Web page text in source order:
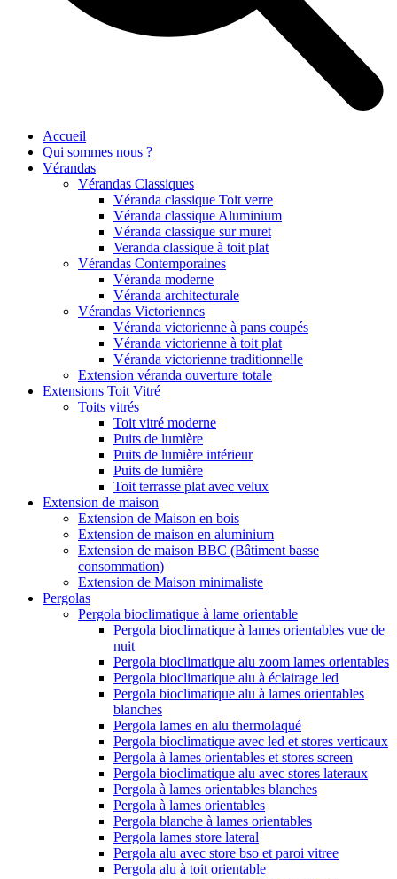
Accueil
Qui sommes nous ?
Vérandas
Vérandas Classiques
Véranda classique Toit verre
Véranda classique Aluminium
Véranda classique sur muret
Veranda classique à toit plat
Vérandas Contemporaines
Véranda moderne
Véranda architecturale
Vérandas Victoriennes
Véranda victorienne à pans coupés
Véranda victorienne à toit plat
Véranda victorienne traditionnelle
Extension véranda ouverture totale
Extensions Toit Vitré
Toits vitrés
Toit vitré moderne
Puits de lumière
Puits de lumière intérieur
Puits de lumière
Toit terrasse plat avec velux
Extension de maison
Extension de Maison en bois
Extension de maison en aluminium
Extension de maison BBC (Bâtiment basse
consommation)
Extension de Maison minimaliste
Pergolas
Pergola bioclimatique à lame orientable
Pergola bioclimatique à lames orientables vue de
nuit
Pergola bioclimatique alu zoom lames orientables
Pergola bioclimatique alu à éclairage led
Pergola bioclimatique alu à lames orientables
blanches
Pergola lames en alu thermolaqué
Pergola bioclimatique avec led et stores verticaux
Pergola à lames orientables et stores screen
Pergola bioclimatique alu avec stores lateraux
Pergola à lames orientables blanches
Pergola à lames orientables
Pergola blanche à lames orientables
Pergola lames store lateral
Pergola alu avec store bso et paroi vitree
Pergola alu à toit orientable